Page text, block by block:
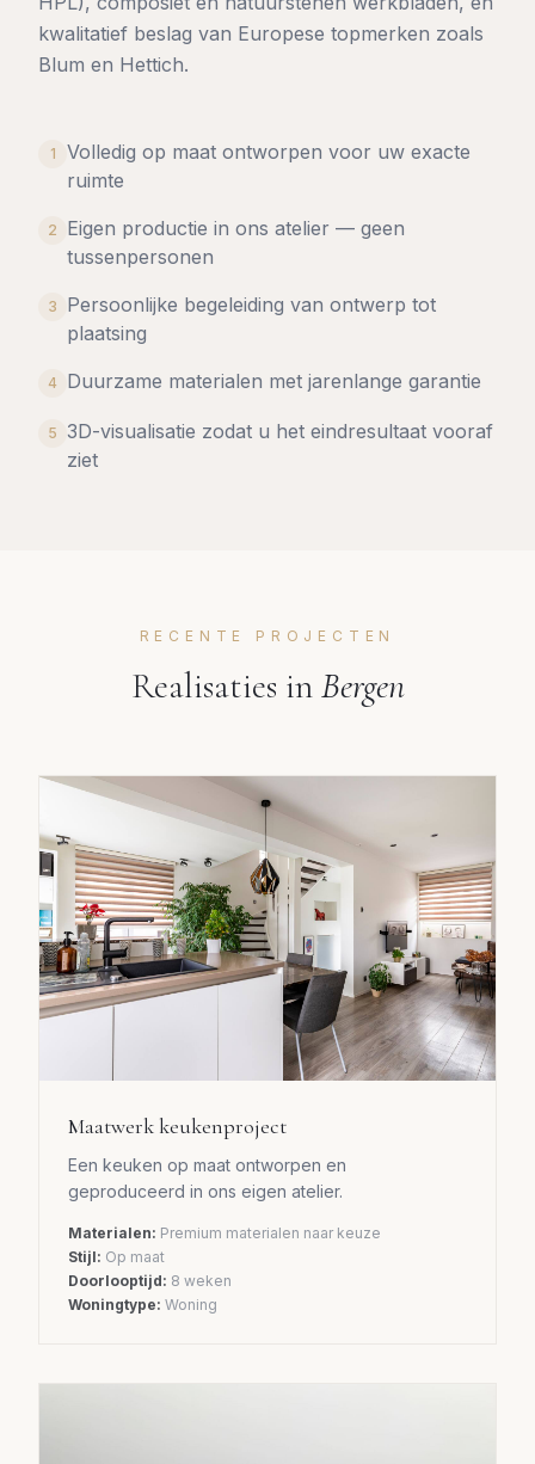
kwalitatief beslag van Europese topmerken zoals
Blum en Hettich.
1
Volledig op maat ontworpen voor uw exacte
ruimte
2
Eigen productie in ons atelier — geen
tussenpersonen
3
Persoonlijke begeleiding van ontwerp tot
plaatsing
4 Duurzame materialen met jarenlange garantie
5 3D-visualisatie zodat u het eindresultaat vooraf
ziet
RECENTE PROJECTEN
Realisaties inBergen
Maatwerk keukenproject
Een keuken op maat ontworpen en
geproduceerd in ons eigen atelier.
Materialen: Premium materialen naar keuze
Stijl: Op maat
Doorlooptijd: 8 weken
Woningtype: Woning